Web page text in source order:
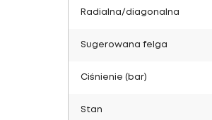
Radialna/diagonalna
Sugerowana felga
Ciśnienie (bar)
Stan